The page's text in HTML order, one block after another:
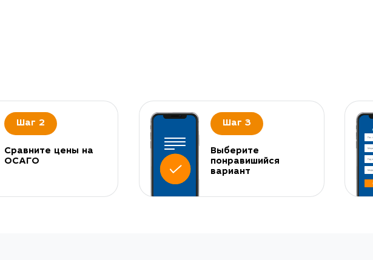
Шаг 2
Сравните цены на
ОСАГО
Шаг 3
Выберите
понравишийся
вариант